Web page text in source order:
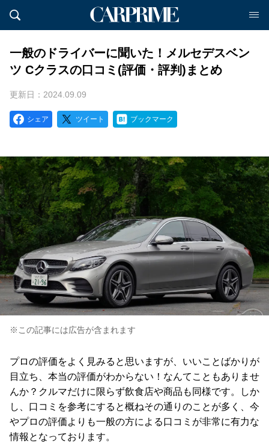
一般のドライバーに聞いた！メルセデスベン
ツ Cクラスの口コミ(評価・評判)まとめ
更新日：2024.09.09
シェア ツイート ブックマーク
※この記事には広告が含まれます
プロの評価をよく見みると思いますが、いいことばかりが
目立ち、本当の評価がわからない！なんてこともありませ
んか？クルマだけに限らず飲食店や商品も同様です。しか
し、口コミを参考にすると概ねその通りのことが多く、今
やプロの評価よりも一般の方による口コミが非常に有力な
情報となっております。